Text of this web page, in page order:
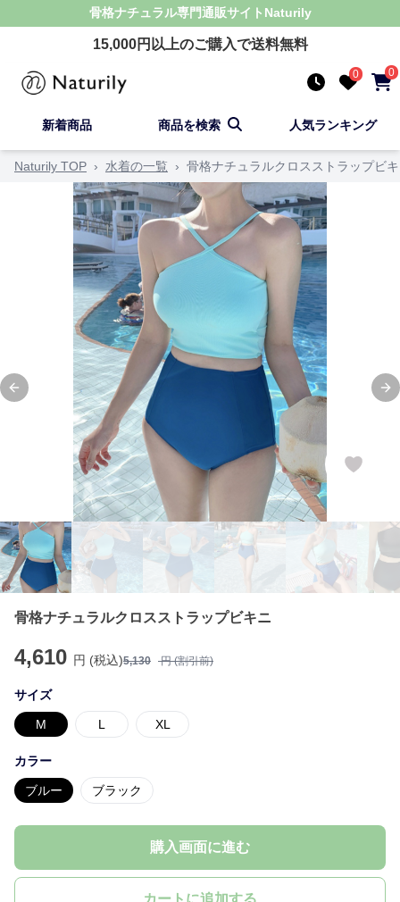
骨格ナチュラル専門通販サイト Naturily
15,000円以上のご購入で送料無料
0 0
新着商品 商品を検索 人気ランキング
Naturily TOP › 水着の一覧 › 骨格ナチュラルクロスストラップビ
Previous slide
骨格ナチュラルクロスストラップビキニ
4,610 円 (税込)5,130 円 (割引前)
サイズ
M L XL
カラー
ブルー ブラック
購入画面に進む
カートに追加する